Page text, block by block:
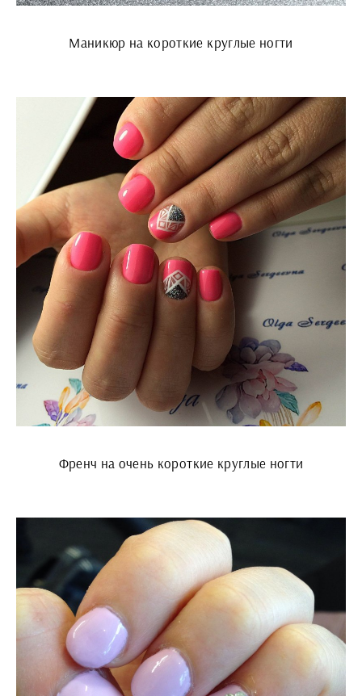
Маникюр на короткие круглые ногти
Френч на очень короткие круглые ногти